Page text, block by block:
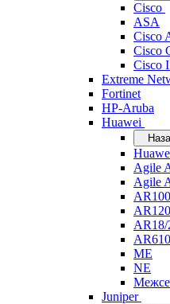
Cisco
ASA
Cisco
Cisco
Cisco
Extreme
Fortinet
HP-Aruba
Huawei
Agile
Agile
AR18/
ME
NE
Juniper